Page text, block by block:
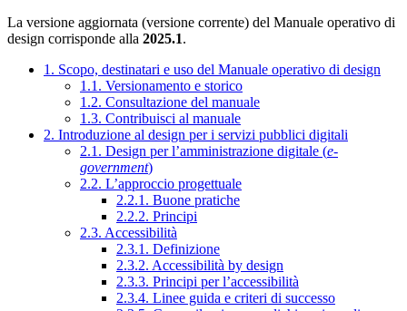
La versione aggiornata (versione corrente) del Manuale operativo di
design corrisponde alla 2025.1.
1. Scopo, destinatari e uso del Manuale operativo di design
1.1. Versionamento e storico
1.2. Consultazione del manuale
1.3. Contribuisci al manuale
2. Introduzione al design per i servizi pubblici digitali
2.1. Design per l’amministrazione digitale (e-
government)
2.2. L’approccio progettuale
2.2.1. Buone pratiche
2.2.2. Principi
2.3. Accessibilità
2.3.1. Definizione
2.3.2. Accessibilità by design
2.3.3. Principi per l’accessibilità
2.3.4. Linee guida e criteri di successo